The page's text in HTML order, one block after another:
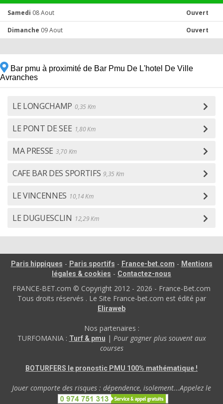
Samedi 08 Aout Ouvert
Dimanche 09 Aout Ouvert
Bar pmu à proximité de Bar Pmu De L'hotel De Ville
Avranches
LE LONGCHAMP 0,35 Km
LE PONT DE SEE 1,80 Km
MA PRESSE 3,70 Km
CAFE BAR DES SPORTIFS 9,35 Km
LE VINCENNES 10,14 Km
LE DUGUESCLIN 12,29 Km
Paris hippiques - Paris sportifs - France-bet.com - Mentions
légales & cookies - Contactez-nous
FRANCE-BET.com © Copyright 2012 - 2026 - France-Bet.com
Tous droits réservés . Le Site France-bet.com est édité par
Eliraweb
Nos partenaires :
TURFOMANIA : Turf & pmu | Pour gagner plus souvent aux
courses
BOTURFERS le pronostic PMU 100% mathématique !
Jouer comporte des risques : dépendence, isolement...Appelez le